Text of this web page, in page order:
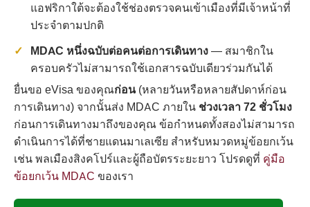
แอฟริกาใต้จะต้องใช้ช่องตรวจคนเข้าเมืองที่มีเจ้าหน้าที่
ประจำตามปกติ
MDAC หนึ่งฉบับต่อคนต่อการเดินทาง— สมาชิกใน
ครอบครัวไม่สามารถใช้เอกสารฉบับเดียวร่วมกันได้
ยื่นขอ eVisa ของคุณก่อน(หลายวันหรือหลายสัปดาห์ก่อน
การเดินทาง) จากนั้นส่ง MDAC ภายใน ช่วงเวลา 72 ชั่วโมง
ก่อนการเดินทางมาถึงของคุณ ข้อกำหนดทั้งสองไม่สามารถ
ดำเนินการได้ที่ชายแดนมาเลเซีย สำหรับหมวดหมู่ข้อยกเว้น
เช่น พลเมืองสิงคโปร์และผู้ถือบัตรระยะยาว โปรดดูที่ คู่มือ
ข้อยกเว้น MDAC ของเรา